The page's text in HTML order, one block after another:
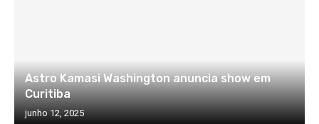
Astro Kamasi Washington anuncia show em
Curitiba
junho 12, 2025